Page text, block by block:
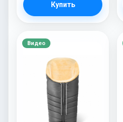
Купить
Видео